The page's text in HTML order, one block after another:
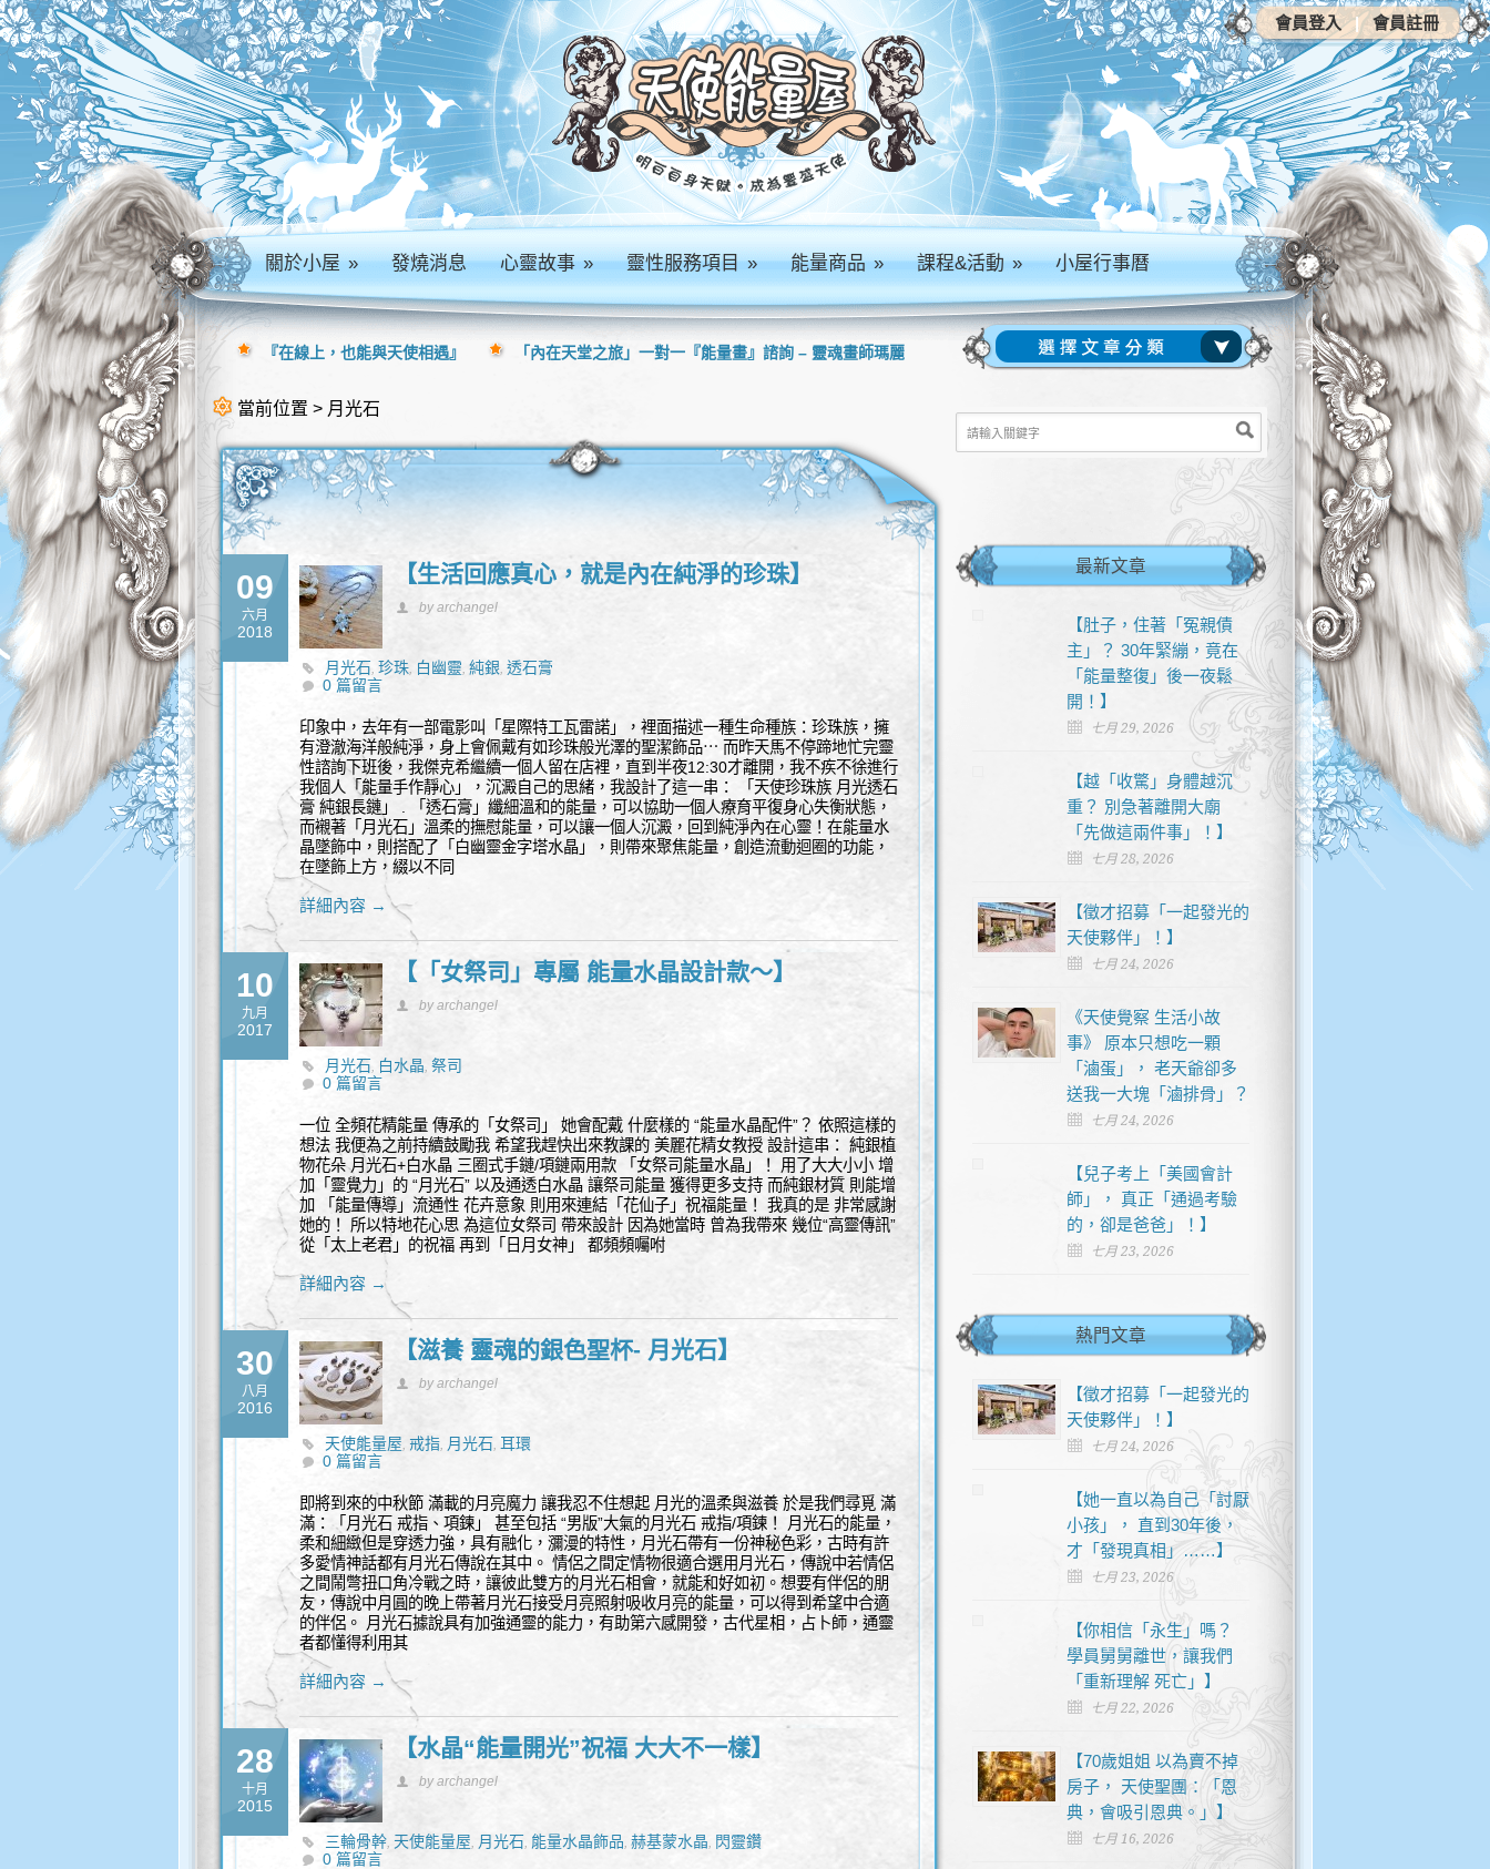
關於小屋» 發燒消息 心靈故事» 靈性服務項目» 能量商品» 課程&活動» 小屋行事曆
當前位置 > 月光石
09
六月
2018
【生活回應真心，就是內在純淨的珍珠】
by archangel
月光石, 珍珠, 白幽靈, 純銀, 透石膏
0 篇留言
印象中，去年有一部電影叫「星際特工瓦雷諾」，裡面描述一種生命種族：珍珠族，擁
有澄澈海洋般純淨，身上會佩戴有如珍珠般光澤的聖潔飾品⋯ 而昨天馬不停蹄地忙完靈
性諮詢下班後，我傑克希繼續一個人留在店裡，直到半夜12:30才離開，我不疾不徐進行
我個人「能量手作靜心」，沉澱自己的思緒，我設計了這一串： 「天使珍珠族 月光透石
膏 純銀長鏈」 . 「透石膏」纖細溫和的能量，可以協助一個人療育平復身心失衡狀態，
而襯著「月光石」溫柔的撫慰能量，可以讓一個人沉澱，回到純淨內在心靈！在能量水
晶墜飾中，則搭配了「白幽靈金字塔水晶」，則帶來聚焦能量，創造流動迴圈的功能，
在墜飾上方，綴以不同
詳細內容 →
10
九月
2017
【「女祭司」專屬 能量水晶設計款～】
by archangel
月光石, 白水晶, 祭司
0 篇留言
一位 全頻花精能量 傳承的「女祭司」 她會配戴 什麼樣的 “能量水晶配件”？ 依照這樣的
想法 我便為之前持續鼓勵我 希望我趕快出來教課的 美麗花精女教授 設計這串： 純銀植
物花朵 月光石+白水晶 三圈式手鏈/項鏈兩用款 「女祭司能量水晶」！ 用了大大小小 增
加「靈覺力」的 “月光石” 以及通透白水晶 讓祭司能量 獲得更多支持 而純銀材質 則能增
加 「能量傳導」流通性 花卉意象 則用來連結「花仙子」祝福能量！ 我真的是 非常感謝
她的！ 所以特地花心思 為這位女祭司 帶來設計 因為她當時 曾為我帶來 幾位“高靈傳訊”
從「太上老君」的祝福 再到「日月女神」 都頻頻囑咐
詳細內容 →
30
八月
2016
【滋養 靈魂的銀色聖杯- 月光石】
by archangel
天使能量屋, 戒指, 月光石, 耳環
0 篇留言
即將到來的中秋節 滿載的月亮魔力 讓我忍不住想起 月光的溫柔與滋養 於是我們尋覓 滿
滿：「月光石 戒指、項鍊」 甚至包括 “男版”大氣的月光石 戒指/項鍊！ 月光石的能量，
柔和細緻但是穿透力強，具有融化，瀰漫的特性，月光石帶有一份神秘色彩，古時有許
多愛情神話都有月光石傳說在其中。 情侶之間定情物很適合選用月光石，傳說中若情侶
之間鬧彆扭口角冷戰之時，讓彼此雙方的月光石相會，就能和好如初。想要有伴侶的朋
友，傳說中月圓的晚上帶著月光石接受月亮照射吸收月亮的能量，可以得到希望中合適
的伴侶。 月光石據說具有加強通靈的能力，有助第六感開發，古代星相，占卜師，通靈
者都懂得利用其
詳細內容 →
28
十月
2015
【水晶“能量開光”祝福 大大不一樣】
by archangel
三輪骨幹, 天使能量屋, 月光石, 能量水晶飾品, 赫基蒙水晶, 閃靈鑽
0 篇留言
最新文章
【肚子，住著「冤親債
主」？ 30年緊繃，竟在
「能量整復」後一夜鬆
開！】
七月 29, 2026
【越「收驚」身體越沉
重？ 別急著離開大廟
「先做這兩件事」！】
七月 28, 2026
【徵才招募「一起發光的
天使夥伴」！】
七月 24, 2026
《天使覺察 生活小故
事》 原本只想吃一顆
「滷蛋」， 老天爺卻多
送我一大塊「滷排骨」？
七月 24, 2026
【兒子考上「美國會計
師」， 真正「通過考驗
的，卻是爸爸」！】
七月 23, 2026
熱門文章
【徵才招募「一起發光的
天使夥伴」！】
七月 24, 2026
【她一直以為自己「討厭
小孩」， 直到30年後，
才「發現真相」……】
七月 23, 2026
【你相信「永生」嗎？
學員舅舅離世，讓我們
「重新理解 死亡」】
七月 22, 2026
【70歲姐姐 以為賣不掉
房子， 天使聖團：「恩
典，會吸引恩典。」】
七月 16, 2026
『在線上，也能與天使相遇』 「內在天堂之旅」一對一『能量畫』諮詢 – 靈魂畫師瑪麗
會員登入 | 會員註冊